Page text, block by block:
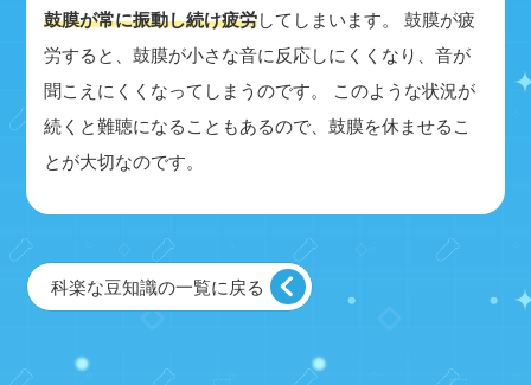
鼓膜が常に振動し続け疲労してしまいます。 鼓膜が疲
労すると、鼓膜が小さな音に反応しにくくなり、音が
聞こえにくくなってしまうのです。 このような状況が
続くと難聴になることもあるので、鼓膜を休ませるこ
とが大切なのです。
科楽な豆知識の一覧に戻る